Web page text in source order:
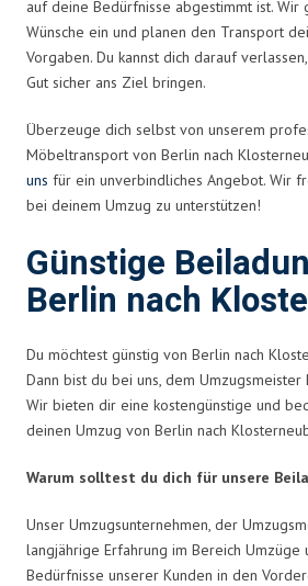
auf deine Bedürfnisse abgestimmt ist. Wir
Wünsche ein und planen den Transport
Vorgaben. Du kannst dich darauf
Gut sicher ans Ziel bringen.
Überzeuge dich selbst von unserem
Möbeltransport von Berlin nach
uns für ein unverbindliches Angebot. Wir
bei deinem Umzug zu unterstützen!
Günstige
Berlin nach
Du möchtest günstig von Berlin nach
Dann bist du bei uns, dem Umzugsmeister
Wir bieten dir eine kostengünstige und
deinen Umzug von Berlin nach
Warum solltest du dich für unsere
Unser Umzugsunternehmen, der
langjährige Erfahrung im Bereich
Bedürfnisse unserer Kunden in den